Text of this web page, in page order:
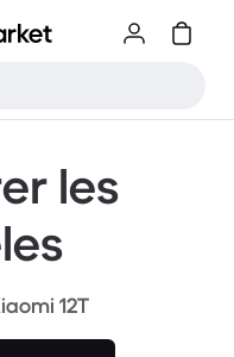
les
12T